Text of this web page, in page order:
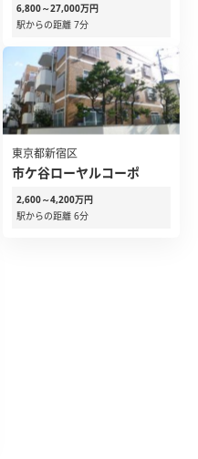
6,800～27,000万円
駅からの距離 7分
東京都新宿区
市ケ谷ローヤルコーポ
2,600～4,200万円
駅からの距離 6分